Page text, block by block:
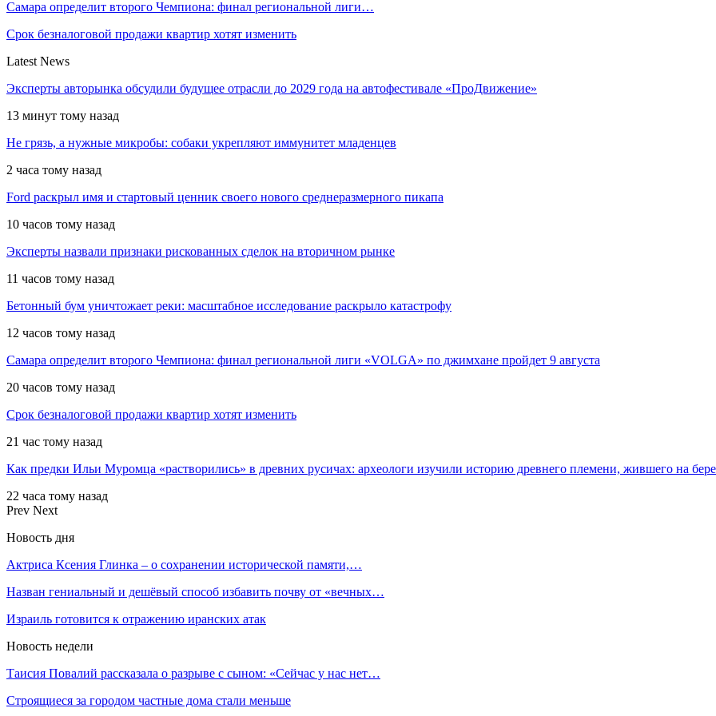
Самара определит второго Чемпиона: финал региональной лиги…
Срок безналоговой продажи квартир хотят изменить
Latest News
Эксперты авторынка обсудили будущее отрасли до 2029 года на автофестивале «ПроДвижение»
13 минут тому назад
Не грязь, а нужные микробы: собаки укрепляют иммунитет младенцев
2 часа тому назад
Ford раскрыл имя и стартовый ценник своего нового среднеразмерного пикапа
10 часов тому назад
Эксперты назвали признаки рискованных сделок на вторичном рынке
11 часов тому назад
Бетонный бум уничтожает реки: масштабное исследование раскрыло катастрофу
12 часов тому назад
Самара определит второго Чемпиона: финал региональной лиги «VOLGA» по джимхане пройдет 9 августа
20 часов тому назад
Срок безналоговой продажи квартир хотят изменить
21 час тому назад
Как предки Ильи Муромца «растворились» в древних русичах: археологи изучили историю древнего племени, жившего на
22 часа тому назад
Prev Next
Новость дня
Актриса Ксения Глинка – о сохранении исторической памяти,…
Назван гениальный и дешёвый способ избавить почву от «вечных…
Израиль готовится к отражению иранских атак
Новость недели
Таисия Повалий рассказала о разрыве с сыном: «Сейчас у нас нет…
Строящиеся за городом частные дома стали меньше